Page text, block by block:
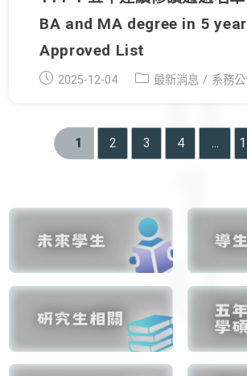
BA and MA degree in 5
Approved List
Post
2025-12-04Post
最新消息 / 系務
1 2 3 4 ...